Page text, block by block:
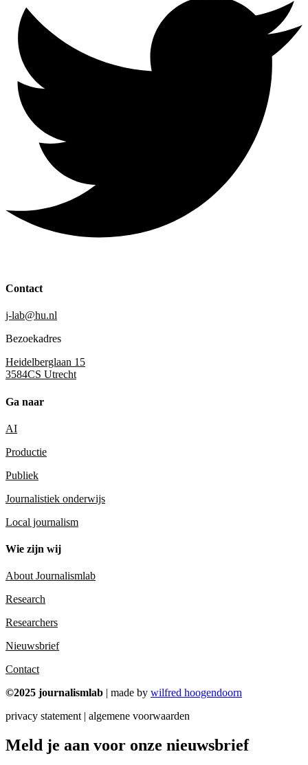
Contact
j-lab@hu.nl
Bezoekadres
Heidelberglaan 15
3584CS Utrecht
Ga naar
AI
Productie
Publiek
Journalistiek onderwijs
Local journalism
Wie zijn wij
About Journalismlab
Research
Researchers
Nieuwsbrief
Contact
©2025 journalismlab | made by wilfred hoogendoorn
privacy statement | algemene voorwaarden
Meld je aan voor onze nieuwsbrief